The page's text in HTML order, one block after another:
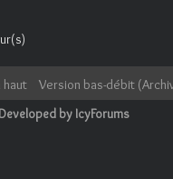
haut
Version bas-débit
Developed by IcyForums